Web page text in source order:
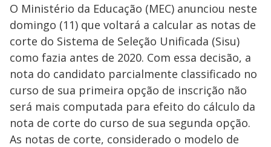
O Ministério da Educação (MEC) anunciou neste
domingo (11) que voltará a calcular as notas de
corte do Sistema de Seleção Unificada (Sisu)
como fazia antes de 2020. Com essa decisão, a
nota do candidato parcialmente classificado no
curso de sua primeira opção de inscrição não
será mais computada para efeito do cálculo da
nota de corte do curso de sua segunda opção.
As notas de corte, considerado o modelo de